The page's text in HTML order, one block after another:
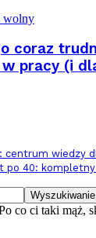
wolny
coraz
w pracy (i
centrum wiedzy
po 40:
co ci taki mąż,